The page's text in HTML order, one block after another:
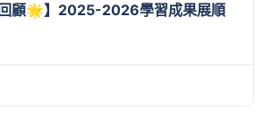
顧🌟】2025-2026學習成果展順